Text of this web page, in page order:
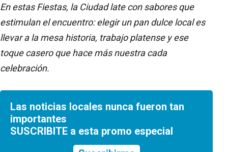
En estas Fiestas, la Ciudad late con sabores que
estimulan el encuentro: elegir un pan dulce local es
llevar a la mesa historia, trabajo platense y ese
toque casero que hace más nuestra cada
celebración.
Las noticias locales nunca fueron tan
importantes
SUSCRIBITE a esta promo especial